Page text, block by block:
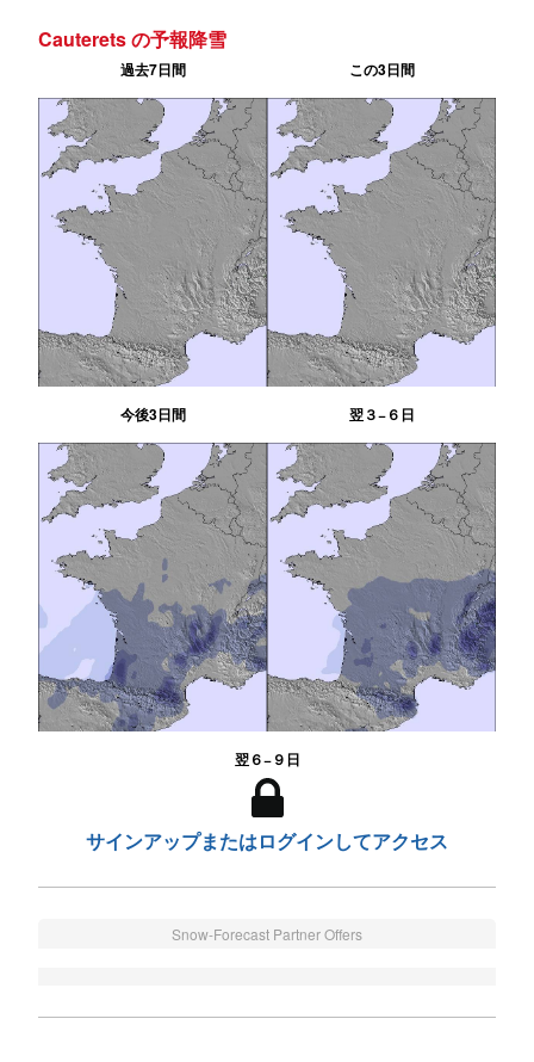
Cauterets の予報降雪
過去7日間 この3日間
今後3日間 翌３−６日
翌６−９日
サインアップまたはログインしてアクセス
Snow-Forecast Partner Offers